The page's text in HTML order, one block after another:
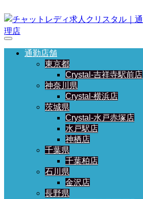
通勤店舗
東京都
Crystal-吉祥寺駅前店
神奈川県
Crystal-横浜店
茨城県
Crystal-水戸赤塚店
水戸駅店
神栖店
千葉県
千葉柏店
石川県
金沢店
長野県